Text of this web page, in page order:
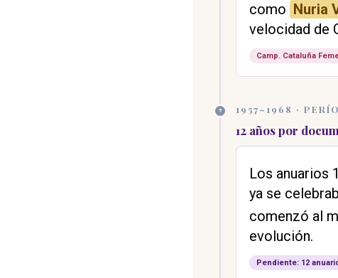
como Nuria
velocidad de
Camp. Cataluña
? 1957–1968 ·
12 años por
Los anuarios
ya se
comenzó al
evolución.
Pendiente: 12